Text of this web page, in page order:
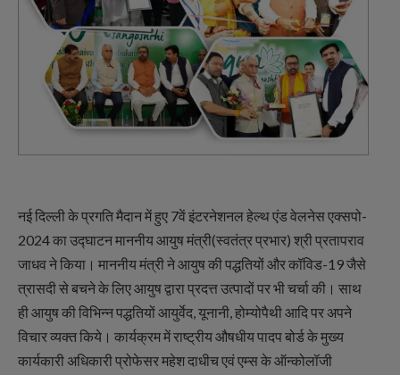
नई दिल्ली के प्रगति मैदान में हुए 7वें इंटरनेशनल हेल्थ एंड वेलनेस एक्सपो-
2024 का उद्घाटन माननीय आयुष मंत्री(स्वतंत्र प्रभार) श्री प्रतापराव
जाधव ने किया। माननीय मंत्री ने आयुष की पद्धतियों और कॉविड-19 जैसे
त्रासदी से बचने के लिए आयुष द्वारा प्रदत्त उत्पादों पर भी चर्चा की। साथ
ही आयुष की विभिन्न पद्धतियों आयुर्वेद, यूनानी, होम्योपैथी आदि पर अपने
विचार व्यक्त किये। कार्यक्रम में राष्ट्रीय औषधीय पादप बोर्ड के मुख्य
कार्यकारी अधिकारी प्रोफेसर महेश दाधीच एवं एम्स के ऑन्कोलॉजी